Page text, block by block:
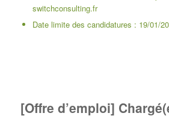
switchconsulting.fr
Date limite des candidatures : 19/01/
[Offre d’emploi]